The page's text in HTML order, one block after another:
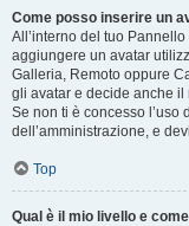
Come posso inserire un
All’interno del tuo
aggiungere un avatar
Galleria, Remoto oppure
gli avatar e decide anche
Se non ti è concesso l’uso
dell’amministrazione, e
Top
Qual è il mio livello e